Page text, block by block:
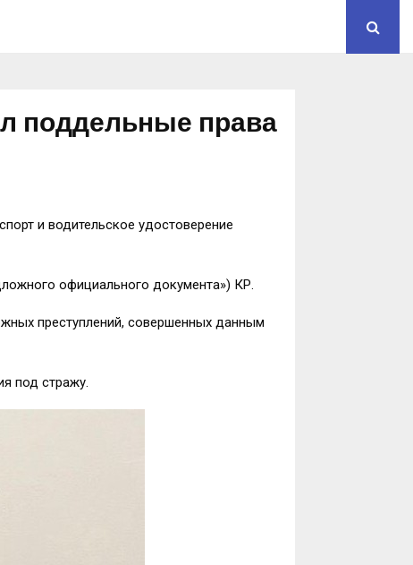
поддельные права
и водительское удостоверение
официального документа») КР.
преступлений, совершенных данным
под стражу.